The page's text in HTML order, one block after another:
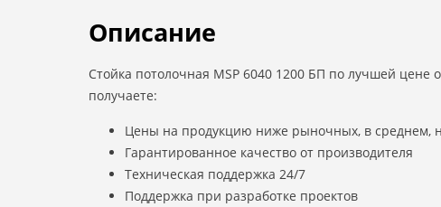
Описание
Стойка потолочная MSP 6040 1200 БП по лучшей
получаете:
Цены на продукцию ниже рыночных, в среднем,
Гарантированное качество от производителя
Техническая поддержка 24/7
Поддержка при разработке проектов